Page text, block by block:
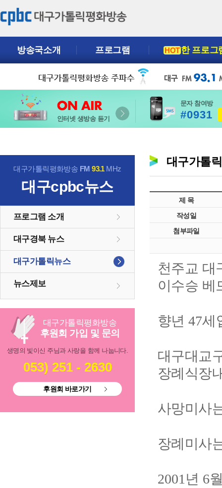
방송국소개 프로그램 HOT한 프로그
인터넷 생방송 듣기
문자 참여방
#0931
대구가톨릭평화방송 FM93.1MHz
대구cpbc뉴스
프로그램 소개
대구경북 뉴스
대구가톨릭뉴스
뉴스제보
대구가톨릭평화방송
후원회 가입 및 문의
생명의 빛이신 주님과 사랑을 함께 나눕니다.
053) 251 - 2630
후원회 바로가기
대구가톨
제 목
작성일
첨부파일
천주교 대
이수승 베
향년47세
대구대교
장례식장
사망미사
장례미사
2001 년 6